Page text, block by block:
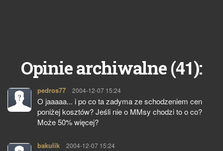
Opinie archiwalne (41):
pedros77 pisze:
2004-12-07 15:24
O jaaaaa... i po co ta zadyma ze schodzeniem cen
poniżej kosztów? Jeśli nie o MMsy chodzi to o co?
Może 50% więcej?
bakulik pisze:
2004-12-07 15:24